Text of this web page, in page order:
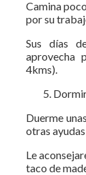
Camina
por su
Sus días
aprovecha
4kms).
Duerme
otras
Le
taco de